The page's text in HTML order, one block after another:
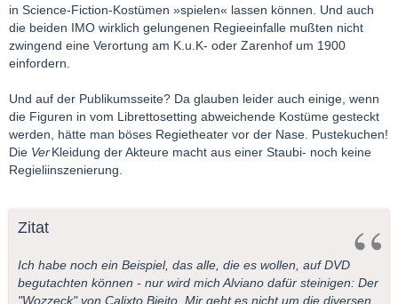
in Science-Fiction-Kostümen »spielen« lassen können. Und auch
die beiden IMO wirklich gelungenen Regieeinfalle mußten nicht
zwingend eine Verortung am K.u.K- oder Zarenhof um 1900
einfordern.
Und auf der Publikumsseite? Da glauben leider auch einige, wenn
die Figuren in vom Librettosetting abweichende Kostüme gesteckt
werden, hätte man böses Regietheater vor der Nase. Pustekuchen!
Die VerKleidung der Akteure macht aus einer Staubi- noch keine
Regieliinszenierung.
Zitat
Ich habe noch ein Beispiel, das alle, die es wollen, auf DVD
begutachten können - nur wird mich Alviano dafür steinigen: Der
"Wozzeck" von Calixto Bieito. Mir geht es nicht um die diversen